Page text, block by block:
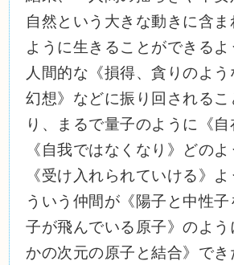
自然という大きな動きに含ま
ように生きることができるよ
人間的な《損得、貪りのよ
幻想》などに振り回されるこ
り、まるで量子のように《自
《自我ではなくなり》どの
《受け入れられていける》
ういう仲間が《陽子と中性
子が飛んでいる原子》のよう
かの次元の原子と結合》で